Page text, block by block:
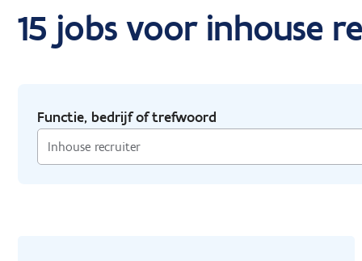
15 jobs voor inhouse
Functie, bedrijf of trefwoord